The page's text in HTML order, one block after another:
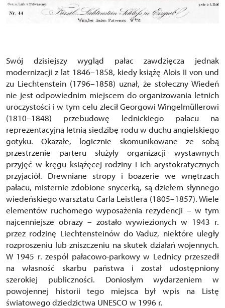
Swój dzisiejszy wygląd pałac zawdzięcza jednak
modernizacji z lat 1846–1858, kiedy książę Alois II von und
zu Liechtenstein (1796–1858) uznał, że stołeczny Wiedeń
nie jest odpowiednim miejscem do organizowania letnich
uroczystości i w tym celu zlecił Georgowi Wingelmüllerowi
(1810–1848) przebudowę lednickiego pałacu na
reprezentacyjną letnią siedzibę rodu w duchu angielskiego
gotyku. Okazałe, logicznie skomunikowane ze sobą
przestrzenie parteru służyły organizacji wystawnych
przyjęć w kręgu książęcej rodziny i ich arystokratycznych
przyjaciół. Drewniane stropy i boazerie we wnętrzach
pałacu, misternie zdobione snycerką, są dziełem słynnego
wiedeńskiego warsztatu Carla Leistlera (1805–1857). Wiele
elementów ruchomego wyposażenia rezydencji – w tym
najcenniejsze obrazy – zostało wywiezionych w 1943 r.
przez rodzinę Liechtensteinów do Vaduz, niektóre uległy
rozproszeniu lub zniszczeniu na skutek działań wojennych.
W 1945 r. zespół pałacowo-parkowy w Lednicy przeszedł
na własność skarbu państwa i został udostępniony
szerokiej publiczności. Doniosłym wydarzeniem w
powojennej historii tego miejsca był wpis na Listę
światowego dziedzictwa UNESCO w 1996 r.